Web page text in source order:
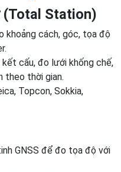
Station)
khoảng cách, góc, tọa độ
cấu, đo lưới khống chế,
theo thời gian.
Topcon, Sokkia,
GNSS để đo tọa độ với